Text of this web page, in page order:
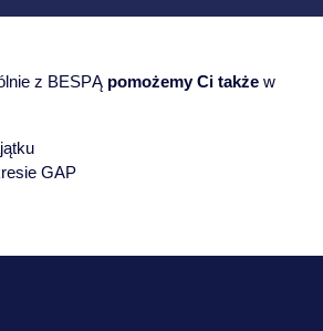
z BESPĄ pomożemy Ci także w
GAP